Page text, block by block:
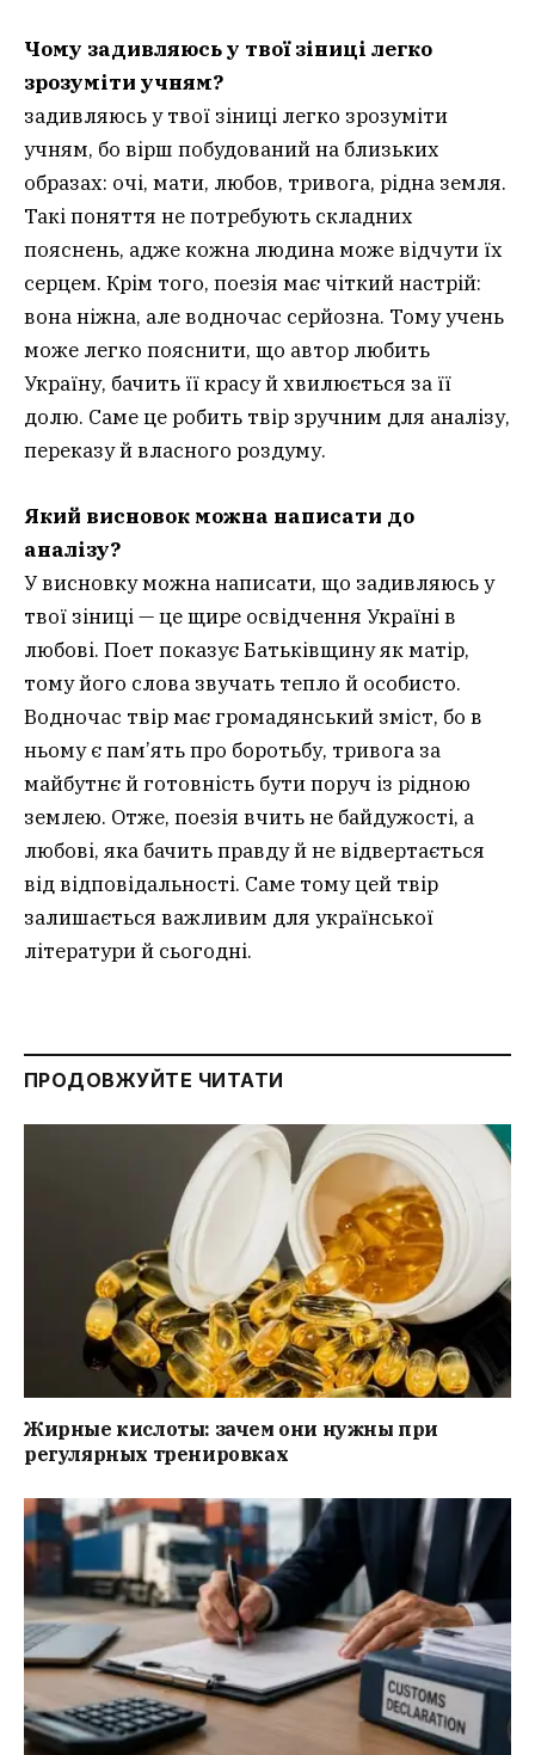
Чому задивляюсь у твої зіниці легко
зрозуміти учням?
задивляюсь у твої зіниці легко зрозуміти
учням, бо вірш побудований на близьких
образах: очі, мати, любов, тривога, рідна земля.
Такі поняття не потребують складних
пояснень, адже кожна людина може відчути їх
серцем. Крім того, поезія має чіткий настрій:
вона ніжна, але водночас серйозна. Тому учень
може легко пояснити, що автор любить
Україну, бачить її красу й хвилюється за її
долю. Саме це робить твір зручним для аналізу,
переказу й власного роздуму.
Який висновок можна написати до
аналізу?
У висновку можна написати, що задивляюсь у
твої зіниці — це щире освідчення Україні в
любові. Поет показує Батьківщину як матір,
тому його слова звучать тепло й особисто.
Водночас твір має громадянський зміст, бо в
ньому є пам’ять про боротьбу, тривога за
майбутнє й готовність бути поруч із рідною
землею. Отже, поезія вчить не байдужості, а
любові, яка бачить правду й не відвертається
від відповідальності. Саме тому цей твір
залишається важливим для української
літератури й сьогодні.
ПРОДОВЖУЙТЕ ЧИТАТИ
Жирные кислоты: зачем они нужны при
регулярных тренировках